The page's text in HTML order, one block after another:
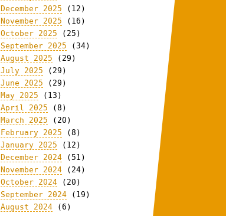
December 2025 (12)
November 2025 (16)
October 2025 (25)
September 2025 (34)
August 2025 (29)
July 2025 (29)
June 2025 (29)
May 2025 (13)
April 2025 (8)
March 2025 (20)
February 2025 (8)
January 2025 (12)
December 2024 (51)
November 2024 (24)
October 2024 (20)
September 2024 (19)
August 2024 (6)